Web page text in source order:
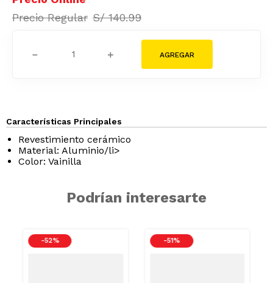
S/ 140.99
＋
－
Características Principales
Revestimiento cerámico
Material: Aluminio/li>
Color: Vainilla
Podrían interesarte
-52 % -51 %